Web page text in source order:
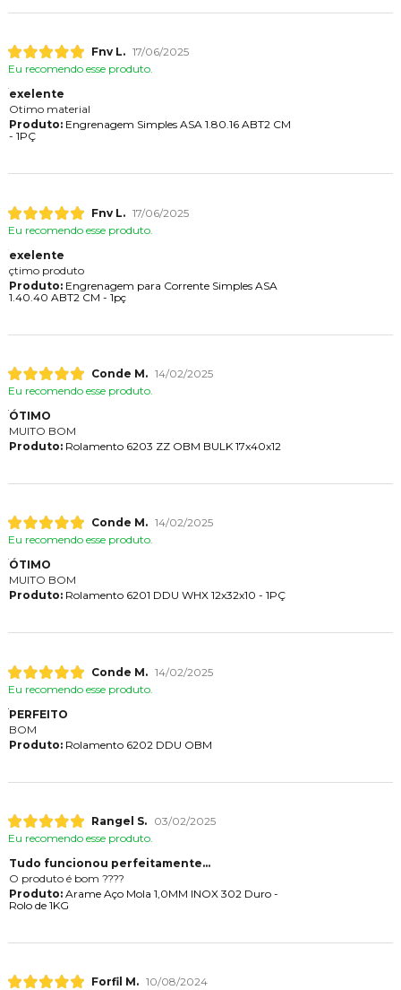
Fnv L. 17/06/2025
Eu recomendo esse produto.
exelente
Otimo material
Produto:Engrenagem Simples ASA 1.80.16 ABT2 CM
- 1PÇ
Fnv L. 17/06/2025
Eu recomendo esse produto.
exelente
çtimo produto
Produto:Engrenagem para Corrente Simples ASA
1.40.40 ABT2 CM - 1pç
Conde M. 14/02/2025
Eu recomendo esse produto.
ÓTIMO
MUITO BOM
Produto:Rolamento 6203 ZZ OBM BULK 17x40x12
Conde M. 14/02/2025
Eu recomendo esse produto.
ÓTIMO
MUITO BOM
Produto:Rolamento 6201 DDU WHX 12x32x10 - 1PÇ
Conde M. 14/02/2025
Eu recomendo esse produto.
PERFEITO
BOM
Produto:Rolamento 6202 DDU OBM
Rangel S.
03/02/2025
Eu recomendo esse produto.
Tudo funcionou perfeitamente...
O produto é bom ????
Produto:Arame Aço Mola 1,0MM INOX 302 Duro -
Rolo de 1KG
Forfil M. 10/08/2024